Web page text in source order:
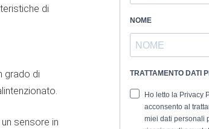
di
grado di
sensore in